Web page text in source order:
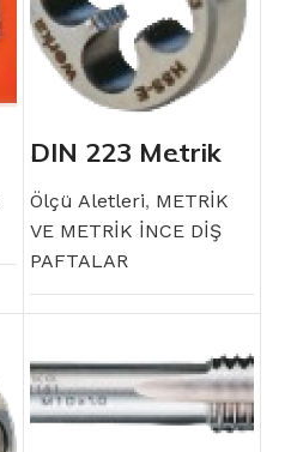
DIN 223 Metrik
İnce Diş Pafta
Ölçü Aletleri, METRİK
VE METRİK İNCE DİŞ
PAFTALAR